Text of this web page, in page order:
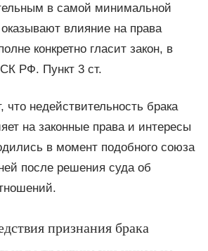
в самой минимальной
влияние на права
конкретно гласит закон, в
РФ. Пункт 3 ст.
что недействительность брака
на законные права и интересы
в момент подобного союза
после решения суда об
признания брака